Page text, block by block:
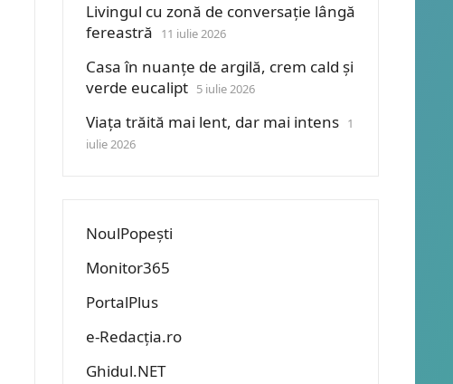
Livingul cu zonă de conversație lângă
fereastră
11 iulie 2026
Casa în nuanțe de argilă, crem cald și
verde eucalipt 5 iulie 2026
Viața trăită mai lent, dar mai intens 1
iulie 2026
NoulPopești
Monitor365
PortalPlus
e-Redacția.ro
Ghidul.NET